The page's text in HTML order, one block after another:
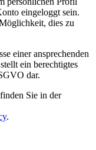
eingeloggt sein.
dies zu
einer ansprechenden
ein berechtigtes
dar.
Sie in der
.